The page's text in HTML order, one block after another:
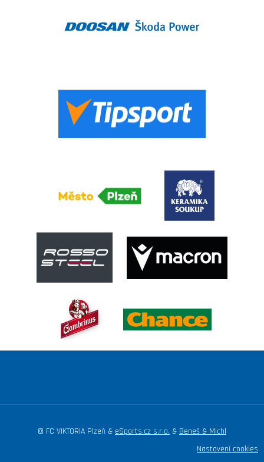
© FC VIKTORIA Plzeň & eSports.cz s.r.o. & Beneš & Michl
Nastavení cookies